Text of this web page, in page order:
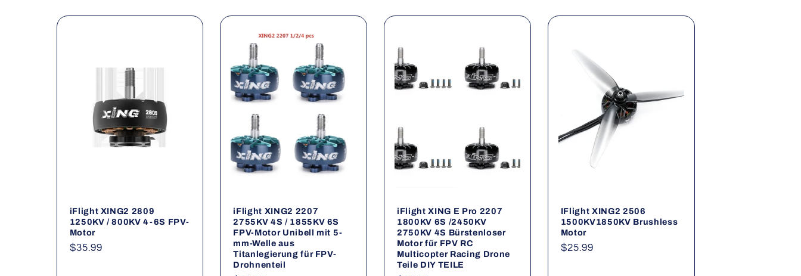
e
iFlight XING2 2809
1250KV / 800KV 4-6S FPV-
Motor
Normaler
$35.99
iFlight XING2 2207
2755KV 4S / 1855KV 6S
FPV-Motor Unibell mit 5-
mm-Welle aus
Titanlegierung für FPV-
Drohnenteil
iFlight XING E Pro 2207
1800KV 6S /2450KV
2750KV 4S Bürstenloser
Motor für FPV RC
Multicopter Racing Drone
Teile DIY TEILE
IFlight XING2 2506
1500KV1850KV Brushless
Motor
Normaler
$25.99